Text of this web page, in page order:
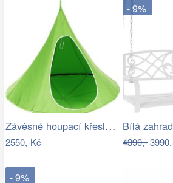
Závěsné houpací křeslo Kids zelená
2550,-Kč
- 9%
4390,-
- 9%